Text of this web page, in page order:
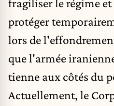
fragiliser le régime
protéger
lors de
que l'armée
tienne aux côtés du
Actuellement, le